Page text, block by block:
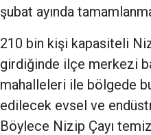
şubat ayında
210 bin kişi kapasiteli
girdiğinde ilçe merkezi
mahalleleri ile bölgede
edilecek evsel ve
Böylece Nizip Çayı